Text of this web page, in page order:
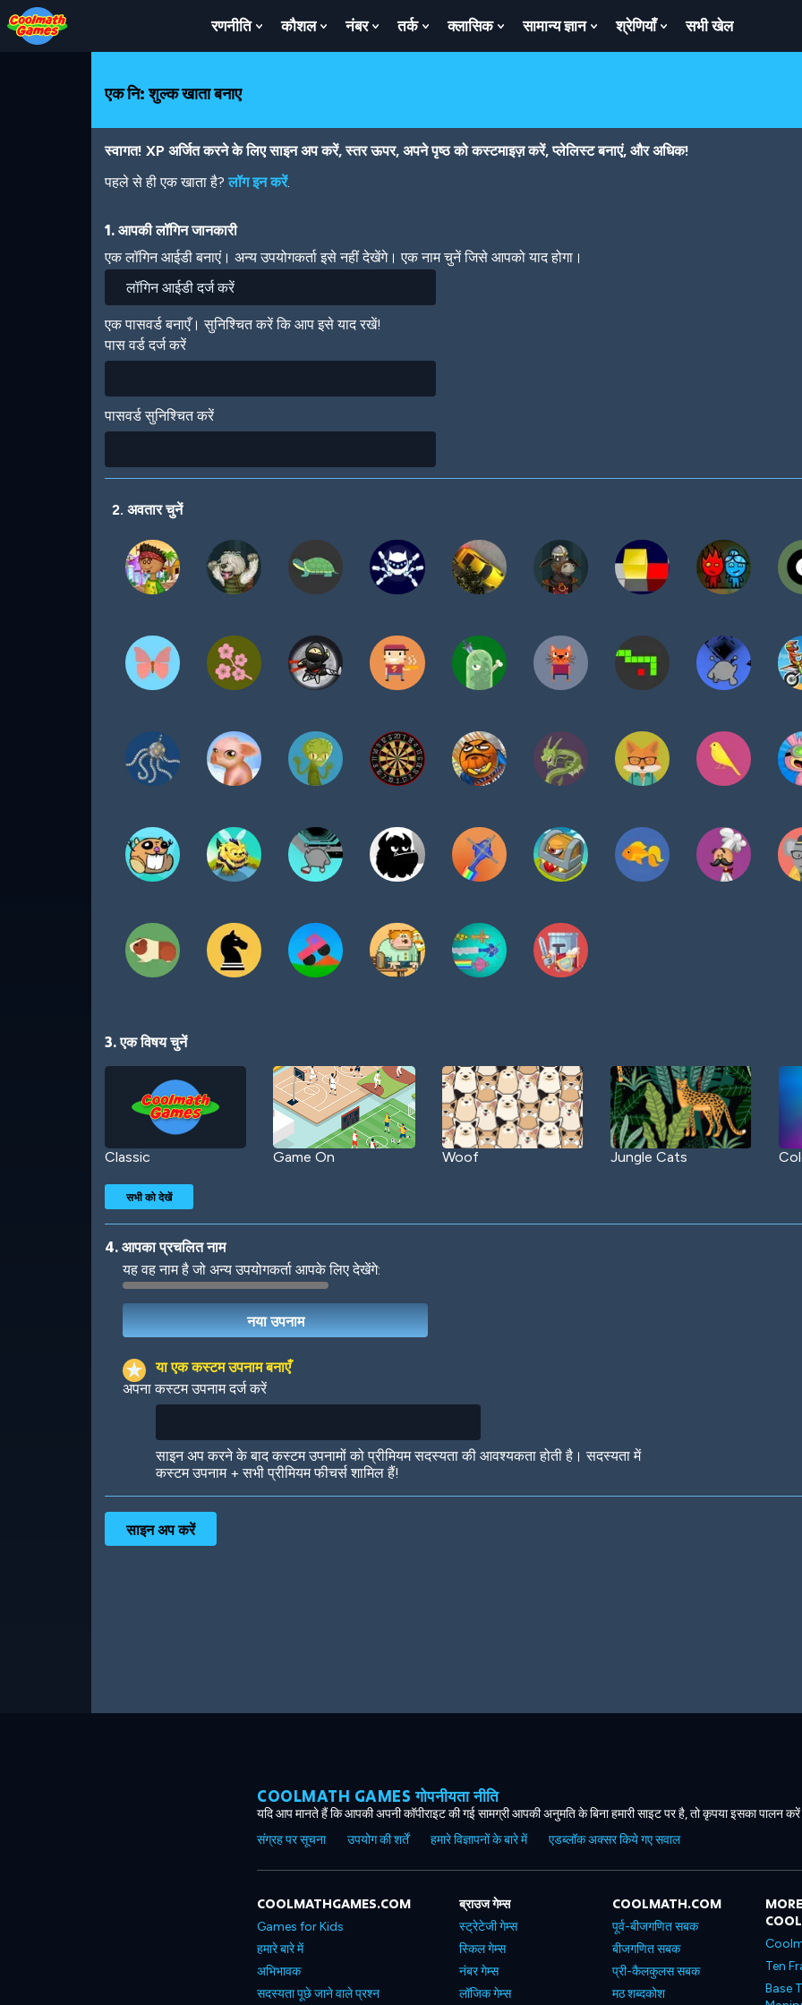
Skip
to
Top
Skip
to
Navigation
Skip
to
Main
Skip
to
Footer
Skip
to
main
रणनीति
Show
Submenu
कौशल
Show
Submenu
नंबर
Show
Submenu
तर्क
Show
Submenu
क्लासिक
Show
Submenu
सामान्य ज्ञान
Show
Submenu
श्रेणियाँ
Show
Submenu
सभी खेल
एक नि: शुल्क खाता बनाए
स्वागत! XP अर्जित करने के लिए साइन अप करें, स्तर ऊपर, अपने पृष्ठ को कस्टमाइज़ करें, प्लेलिस्ट बनाएं, और अधिक!
पहले से ही एक खाता है?लॉग इन करें.
1. आपकी लॉगिन जानकारी
एक लॉगिन आईडी बनाएं। अन्य उपयोगकर्ता इसे नहीं देखेंगे। एक नाम चुनें जिसे आपको याद होगा।
एक पासवर्ड बनाएँ। सुनिश्चित करें कि आप इसे याद रखें!
पास वर्ड दर्ज करें
पासवर्ड सुनिश्चित करें
2. अवतार चुनें
3. एक विषय चुनें
Classic Game On Woof Jungle Cats
Robotic International
सभी को देखें
4. आपका प्रचलित नाम
यह वह नाम है जो अन्य उपयोगकर्ता आपके लिए देखेंगे:
या एक कस्टम उपनाम बनाएँ
अपना कस्टम उपनाम दर्ज करें
साइन अप करने के बाद कस्टम उपनामों को प्रीमियम सदस्यता की आवश्यकता होती है। सदस्यता में
कस्टम उपनाम + सभी प्रीमियम फीचर्स शामिल हैं!
COOLMATH GAMES गोपनीयता नीति
यदि आप मानते हैं कि आपकी अपनी कॉपीराइट की गई सामग्री आपकी अनुमति के बिना हमारी साइट पर है, तो कृपया इसका पालन करें
संग्रह पर सूचना
उपयोग की शर्तें हमारे विज्ञापनों के बारे में एडब्लॉक अक्सर किये गए सवाल
COOLMATHGAMES.COM
Games for Kids
हमारे बारे में
अभिभावक
सदस्यता पूछे जाने वाले प्रश्न
ब्राउज गेम्स
स्ट्रेटेजी गेम्स
स्किल गेम्स
नंबर गेम्स
लॉजिक गेम्स
COOLMATH.COM
पूर्व-बीजगणित सबक
बीजगणित सबक
प्री-कैलकुलस सबक
मठ शब्दकोश
Ten
Base